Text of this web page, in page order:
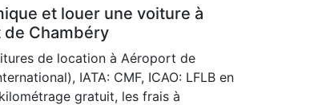
et louer une voiture à
Chambéry
de location à Aéroport de
IATA: CMF, ICAO: LFLB en
gratuit, les frais à